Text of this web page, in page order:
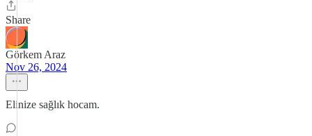
Share
Görkem Araz
Nov 26, 2024
Elinize sağlık hocam.